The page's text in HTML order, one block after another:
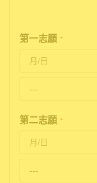
第一志願 *
第二志願 *